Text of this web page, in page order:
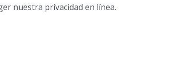
nuestra privacidad en línea.